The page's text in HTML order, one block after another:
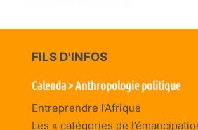
FILS D'INFOS
Calenda > Anthropologie politique
Entreprendre l’Afrique
Les « catégories de